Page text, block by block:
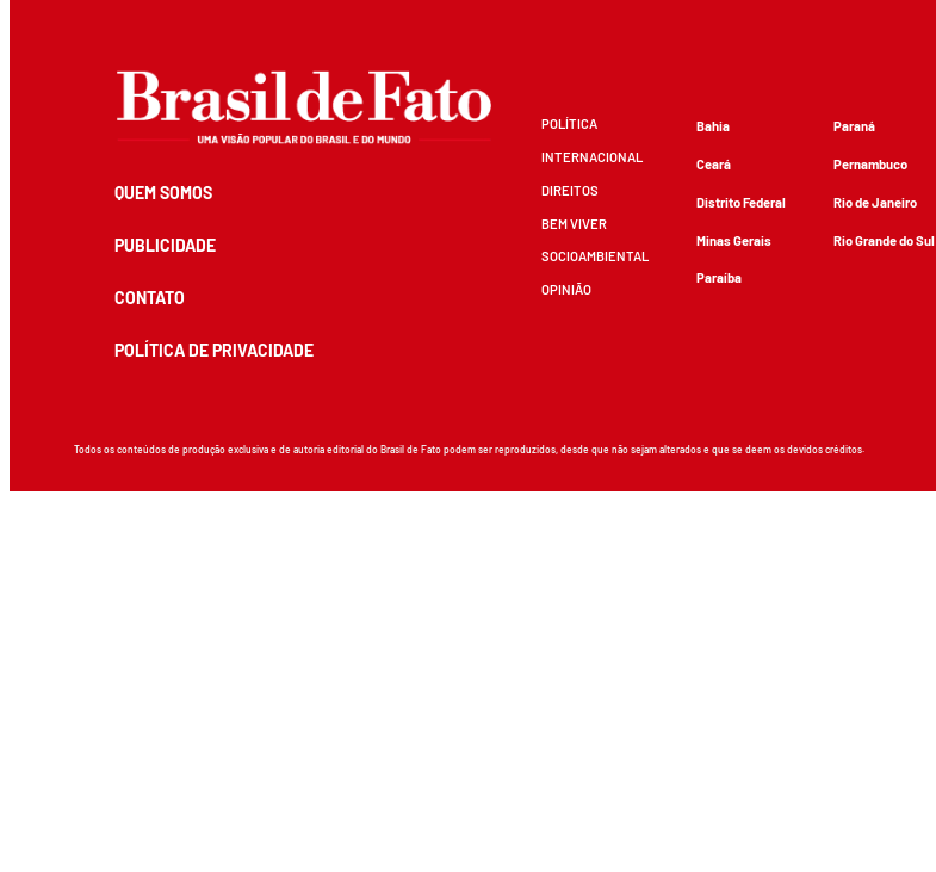
QUEM SOMOS
PUBLICIDADE
CONTATO
POLÍTICA DE PRIVACIDADE
POLÍTICA
INTERNACIONAL
DIREITOS
BEM VIVER
SOCIOAMBIENTAL
OPINIÃO
Bahia
Ceará
Distrito Federal
Minas Gerais
Paraíba
Paraná
Pernambuco
Rio de Janeiro
Rio Grande do Sul
Todos os conteúdos de produção exclusiva e de autoria editorial do Brasil de Fato podem ser reproduzidos, desde que não sejam alterados e que se deem os devidos créditos.